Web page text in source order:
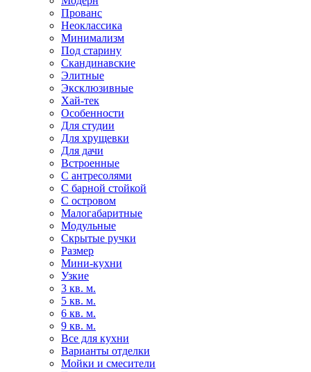
Прованс
Неоклассика
Минимализм
Под старину
Скандинавские
Элитные
Эксклюзивные
Хай-тек
Особенности
Для студии
Для хрущевки
Для дачи
Встроенные
С антресолями
С барной стойкой
С островом
Малогабаритные
Модульные
Скрытые ручки
Размер
Мини-кухни
Узкие
3 кв. м.
5 кв. м.
6 кв. м.
9 кв. м.
Все для кухни
Варианты отделки
Мойки и смесители